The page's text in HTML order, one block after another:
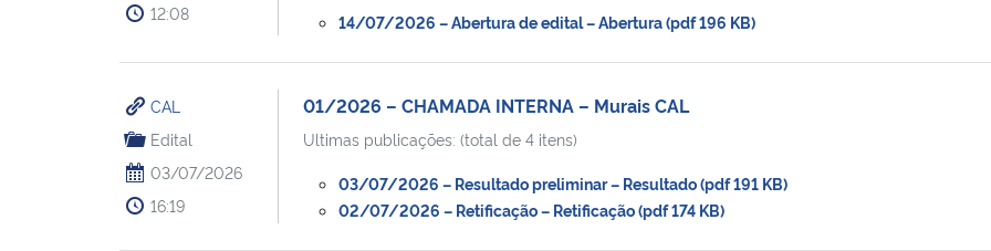
12:08
14/07/2026 – Abertura de edital – Abertura (pdf 196 KB)
CAL
Edital
03/07/2026
16:19
01/2026 – CHAMADA INTERNA – Murais CAL
Ultimas publicações: (total de 4 itens)
03/07/2026 – Resultado preliminar – Resultado (pdf 191 KB)
02/07/2026 – Retificação – Retificação (pdf 174 KB)